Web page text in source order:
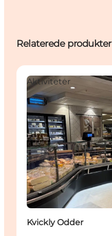
Relaterede produkter
Aktiviteter
Kvickly Odder